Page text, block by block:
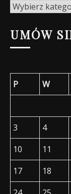
Kategorie
UMÓW
P
W
3
4
10
11
17
18